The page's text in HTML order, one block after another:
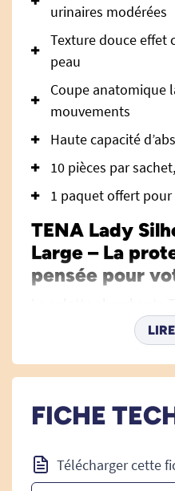
urinaires modérées
Texture douce effet
peau
Coupe anatomique
mouvements
Haute capacité
10 pièces par
1 paquet offert pour
TENA Lady
Large – La
pensée pour
Normal Large a été
femmes une solution à
et élégante face aux
et féminité. Grâce à
naturellement les
liberté de mouvement
FICHE
Télécharger cette